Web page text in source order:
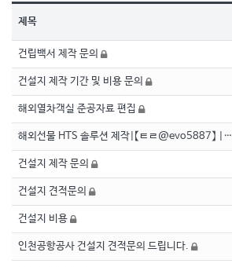
제목
건립백서 제작 문의
건설지 제작 기간 및 비용 문의
해외열차객실 준공자료 편집
해외선물 HTS 솔루션 제작|【ㅌㄹ@evo5887】 |…
건설지 제작 문의
건설지 견적문의
건설지 비용
인천공항공사 건설지 견적문의 드립니다.